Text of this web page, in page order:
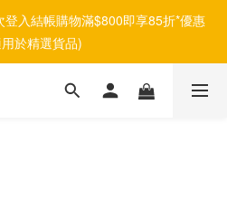
入結帳購物滿$800即享85折*優惠
於精選貨品)